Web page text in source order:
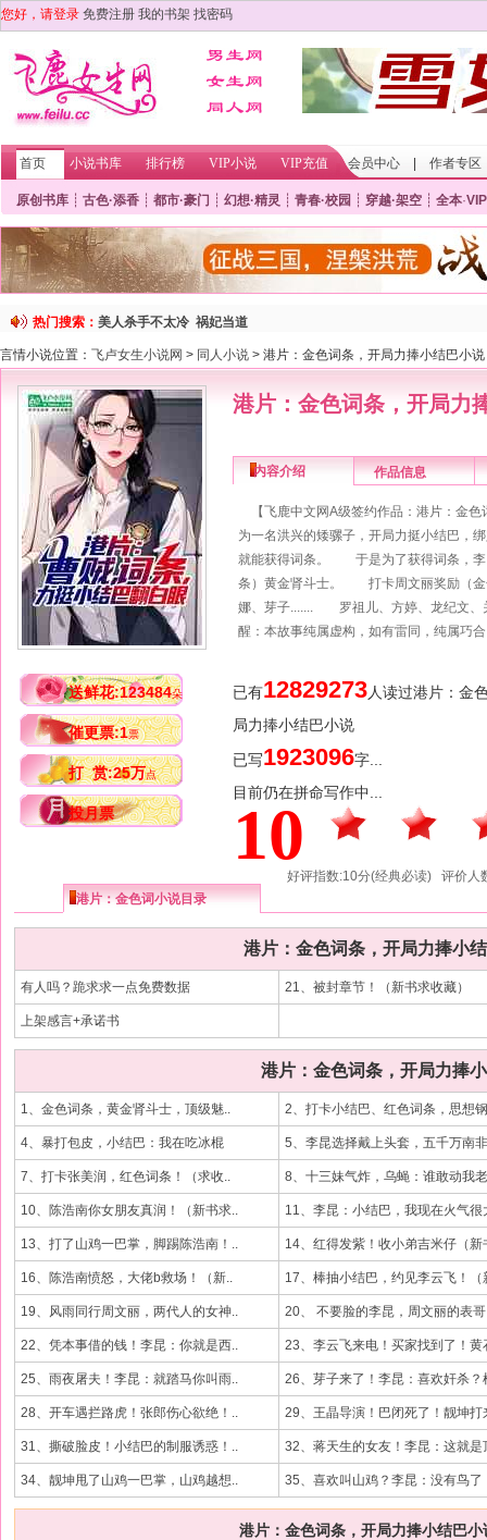
您好，请登录 免费注册 我的书架 找密码
首页 小说书库 排行榜 VIP小说 VIP充值 会员中心 作者专区
原创书库 ┊ 古色·添香 ┊ 都市·豪门 ┊ 幻想·精灵 ┊ 青春·校园 ┊ 穿越·架空 ┊ 全本·VIP
热门搜索： 美人杀手不太冷 祸妃当道
言情小说位置： 飞卢女生小说网 > 同人小说 > 港片：金色词条，开局力捧小结巴小说
送鲜花:123484朵
催更票:1票
打 赏:25万点
投月票
港片：金色词条，开局力
内容介绍 作品信息
【飞鹿中文网A级签约作品：港片：
为一名洪兴的矮骡子，开局力挺小结巴
就能获得词条。 于是为了获得词条，
条）黄金肾斗士。 打卡周文丽奖励（
娜、芽子....... 罗祖儿、方婷、龙纪文
醒：本故事纯属虚构，如有雷同，纯属巧
已有12829273人读过港片：金
局力捧小结巴小说
已写1923096字...
目前仍在拼命写作中...
10
好评指数:10分(经典必读) 评价人
港片：金色词小说目录
港片：金色词条，开局力捧小
有人吗？跪求求一点免费数据 21、被封章节！（新书求收藏）
上架感言+承诺书
港片：金色词条，开局力捧
1、金色词条，黄金肾斗士，顶级魅.. 2、打卡小结巴、红色词条，思想
4、暴打包皮，小结巴：我在吃冰棍 5、李昆选择戴上头套，五千万南
7、打卡张美润，红色词条！（求收.. 8、十三妹气炸，乌蝇：谁敢动我
10、陈浩南你女朋友真润！（新书求.. 11、李昆：小结巴，我现在火气很
13、打了山鸡一巴掌，脚踢陈浩南！.. 14、红得发紫！收小弟吉米仔（新
16、陈浩南愤怒，大佬b救场！（新.. 17、棒抽小结巴，约见李云飞！（
19、风雨同行周文丽，两代人的女神.. 20、 不要脸的李昆，周文丽的表
22、凭本事借的钱！李昆：你就是西.. 23、李云飞来电！买家找到了！黄
25、雨夜屠夫！李昆：就踏马你叫雨.. 26、芽子来了！李昆：喜欢奸杀？
28、开车遇拦路虎！张郎伤心欲绝！.. 29、王晶导演！巴闭死了！靓坤打
31、撕破脸皮！小结巴的制服诱惑！.. 32、蒋天生的女友！李昆：这就是
34、靓坤甩了山鸡一巴掌，山鸡越想.. 35、喜欢叫山鸡？李昆：没有鸟了
港片：金色词条，开局力捧小结巴小